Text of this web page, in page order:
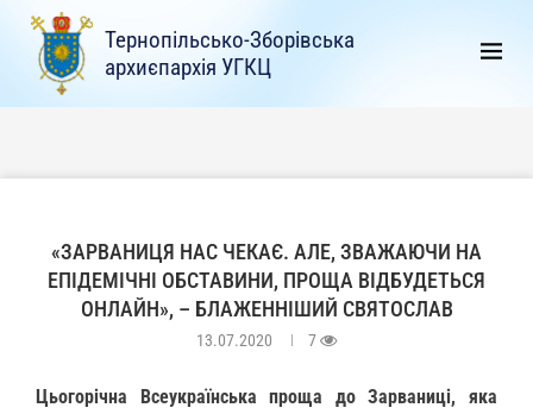
Тернопільсько-Зборівська
архиєпархія УГКЦ
«ЗАРВАНИЦЯ НАС ЧЕКАЄ. АЛЕ, ЗВАЖАЮЧИ НА
ЕПІДЕМІЧНІ ОБСТАВИНИ, ПРОЩА ВІДБУДЕТЬСЯ
ОНЛАЙН», – БЛАЖЕННІШИЙ СВЯТОСЛАВ
13.07.2020 7
Цьогорічна Всеукраїнська проща до Зарваниці, яка